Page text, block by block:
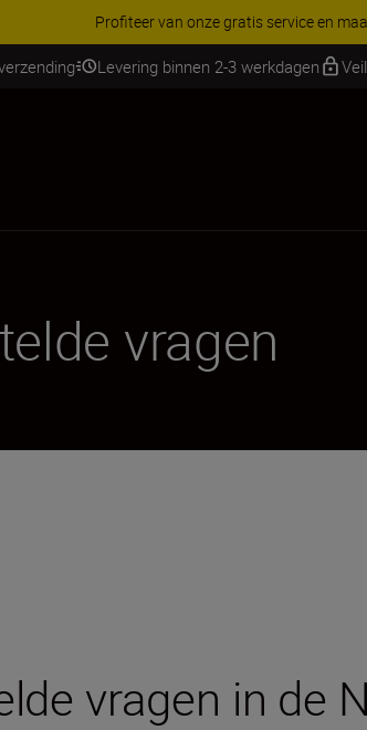
KORTING OP ACCESSOIRES | Bespaar
Levering binnen 2-3 werkdagen
vragen
vragen in de